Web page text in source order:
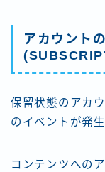
アカウント
保留状態のアカ
のイベントが発生
コンテンツへの